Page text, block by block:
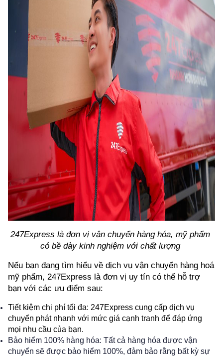
247Express là đơn vị vận chuyển hàng hóa, mỹ phẩm
có bề dày kinh nghiệm với chất lượng
Nếu bạn đang tìm hiểu về dịch vụ vận chuyển hàng hoá
mỹ phẩm, 247Express là đơn vị uy tín có thể hỗ trợ
bạn với các ưu điểm sau:
Tiết kiệm chi phí tối đa: 247Express cung cấp dịch vụ
chuyển phát nhanh với mức giá cạnh tranh để đáp ứng
mọi nhu cầu của bạn.
Bảo hiểm 100% hàng hóa: Tất cả hàng hóa được vận
chuyển sẽ được bảo hiểm 100%, đảm bảo rằng bất kỳ sự